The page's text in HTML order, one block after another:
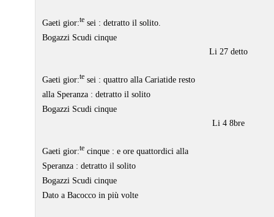
Gaeti gior:te sei : detratto il solito.
Bogazzi Scudi cinque
Li 27 detto
Gaeti gior:te sei : quattro alla Cariatide resto
alla Speranza : detratto il solito
Bogazzi Scudi cinque
Li 4 8bre
Gaeti gior:te cinque : e ore quattordici alla
Speranza : detratto il solito
Bogazzi Scudi cinque
Dato a Bacocco in più volte